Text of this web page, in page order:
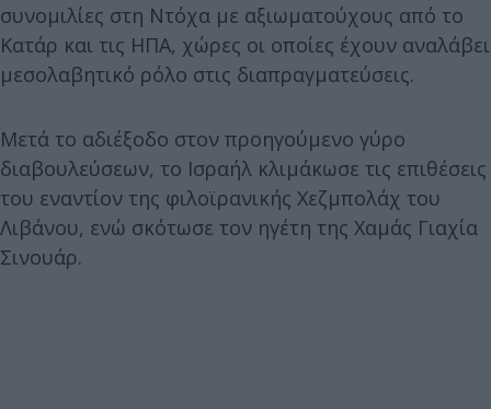
συνομιλίες στη Ντόχα με αξιωματούχους από το
Κατάρ και τις ΗΠΑ, χώρες οι οποίες έχουν αναλάβει
μεσολαβητικό ρόλο στις διαπραγματεύσεις.
Μετά το αδιέξοδο στον προηγούμενο γύρο
διαβουλεύσεων, το Ισραήλ κλιμάκωσε τις επιθέσεις
του εναντίον της φιλοϊρανικής Χεζμπολάχ του
Λιβάνου, ενώ σκότωσε τον ηγέτη της Χαμάς Γιαχία
Σινουάρ.